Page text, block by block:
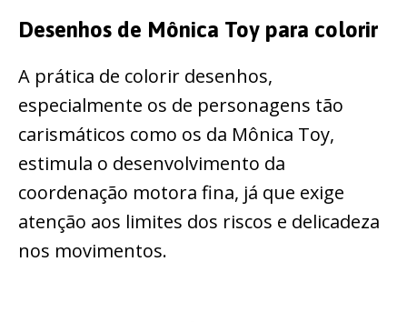
Desenhos de Mônica Toy para colorir
A prática de colorir desenhos,
especialmente os de personagens tão
carismáticos como os da Mônica Toy,
estimula o desenvolvimento da
coordenação motora fina, já que exige
atenção aos limites dos riscos e delicadeza
nos movimentos.